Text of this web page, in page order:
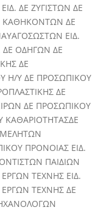
ΔΕ ΖΥΓΙΣΤΩΝ ΔΕ
ΚΑΘΗΚΟΝΤΩΝ ΔΕ
ΕΙΔ.
ΔΕ ΟΔΗΓΩΝ ΔΕ
ΔΕ
Η/Υ ΔΕ ΠΡΟΣΩΠΙΚΟΥ
ΔΕ
ΔΕ ΠΡΟΣΩΠΙΚΟΥ
ΚΑΘΑΡΙΟΤΗΤΑΣΔΕ
ΠΡΟΝΟΙΑΣ ΕΙΔ.
ΠΑΙΔΙΩΝ
ΤΕΧΝΗΣ ΕΙΔ.
ΤΕΧΝΗΣ ΔΕ